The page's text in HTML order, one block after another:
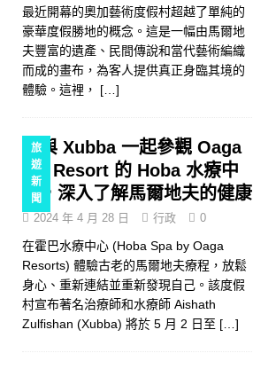
最近開幕的奧加藝術度假村超越了單純的
豪華度假勝地的概念。這是一幅由馬爾地
夫豐富的遺產、民間傳說和當代藝術編織
而成的畫布，為客人提供真正身臨其境的
體驗。這裡， […]
旅
遊
新
聞
與 Xubba 一起參觀 Oaga
Art Resort 的 Hoba 水療中
心，深入了解馬爾地夫的健康
2024 年 4 月 28 日 行政 0
在霍巴水療中心 (Hoba Spa by Oaga
Resorts) 體驗古老的馬爾地夫療程，放鬆
身心、重新連結並重新發現自己。該度假
村宣布著名治療師和水療師 Aishath
Zulfishan (Xubba) 將於 5 月 2 日至 […]